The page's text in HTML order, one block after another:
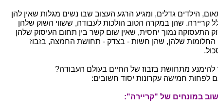
הילדים גדלים, ומגיע הרגע העצוב שבו נשים מגלות שאין להן
קריירה. שהן במקרה הטוב הולכות לעבודה, ששווי השוק שלהן
התעסוקה נמוך יחסית, שאין שום קשר בין תחום העיסוק שלהן
החלומות שלהן, שהן חשות - בצדק - תחושת החמצה, בזבוז
להימנע מתחושת בזבוז של החיים בעולם העבודה?
לפחות חמישה עקרונות יסוד חשובים:
במונחים של "קריירה":